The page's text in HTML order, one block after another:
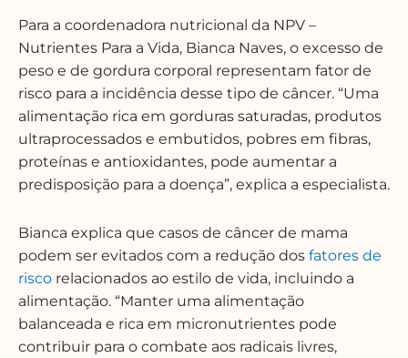
Para a coordenadora nutricional da NPV –
Nutrientes Para a Vida, Bianca Naves, o excesso de
peso e de gordura corporal representam fator de
risco para a incidência desse tipo de câncer. “Uma
alimentação rica em gorduras saturadas, produtos
ultraprocessados e embutidos, pobres em fibras,
proteínas e antioxidantes, pode aumentar a
predisposição para a doença”, explica a especialista.
Bianca explica que casos de câncer de mama
podem ser evitados com a redução dos fatores de
risco relacionados ao estilo de vida, incluindo a
alimentação. “Manter uma alimentação
balanceada e rica em micronutrientes pode
contribuir para o combate aos radicais livres,